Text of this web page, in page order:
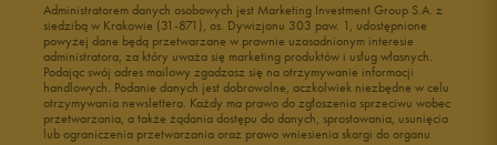
Administratorem danych osobowych jest Marketing Investment Group S.A. z
siedzibą w Krakowie (31-871), os. Dywizjonu 303 paw. 1, udostępnione
powyżej dane będą przetwarzane w prawnie uzasadnionym interesie
administratora, za który uważa się marketing produktów i usług własnych.
Podając swój adres mailowy zgadzasz się na otrzymywanie informacji
handlowych. Podanie danych jest dobrowolne, aczkolwiek niezbędne w celu
otrzymywania newslettera. Każdy ma prawo do zgłoszenia sprzeciwu wobec
przetwarzania, a także żądania dostępu do danych, sprostowania, usunięcia
lub ograniczenia przetwarzania oraz prawo wniesienia skargi do organu